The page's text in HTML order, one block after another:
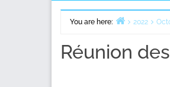
You are here:
2022
Réunion